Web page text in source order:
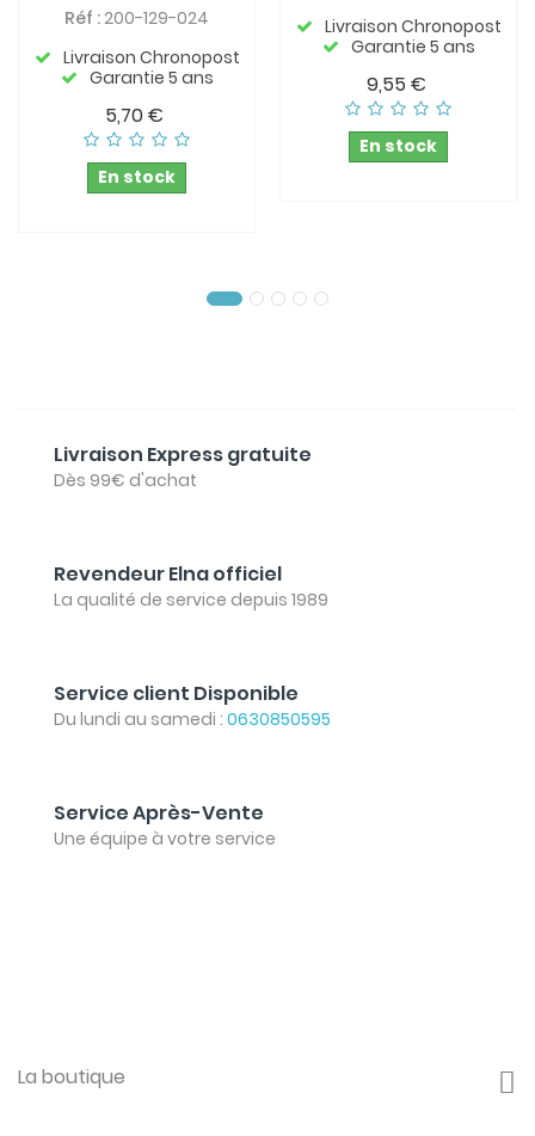
Réf :200-129-024
Livraison Chronopost
Garantie 5 ans
5,70 €
En stock
Livraison Chronopost
Garantie 5 ans
9,55 €
En stock
Livraison Express gratuite
Dès 99€ d'achat
Revendeur Elna officiel
La qualité de service depuis 1989
Service client Disponible
Du lundi au samedi : 0630850595
Service Après-Vente
Une équipe à votre service
La boutique